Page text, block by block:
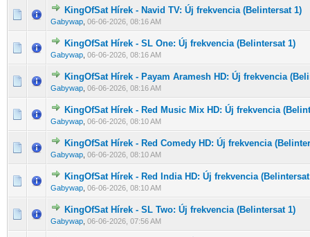
KingOfSat Hírek - Navid TV: Új frekvencia (Belintersat 1)
Gabywap 06-06-2026, 08:16 AM
0 Szavazat - 0 / 5 átlagban
123 4 5
KingOfSat Hírek - SL One: Új frekvencia (Belintersat 1)
Gabywap 06-06-2026, 08:16 AM
0 Szavazat - 0 / 5 átlagban
1 2345
KingOfSat Hírek - Payam Aramesh HD: Új frekvencia
Gabywap 06-06-2026, 08:16 AM
0 Szavazat - 0 / 5 átlagban
1234 5
KingOfSat Hírek - Red Music Mix HD: Új frekvencia
Gabywap 06-06-2026, 08:10 AM
0 Szavazat - 0 / 5 átlagban
12 345
KingOfSat Hírek - Red Comedy HD: Új frekvencia
Gabywap 06-06-2026, 08:10 AM
0 Szavazat - 0 / 5 átlagban
12 345
KingOfSat Hírek - Red India HD: Új frekvencia
Gabywap 06-06-2026, 08:10 AM
0 Szavazat - 0 / 5 átlagban
12 345
KingOfSat Hírek - SL Two: Új frekvencia (Belintersat 1)
Gabywap 06-06-2026, 07:56 AM
0 Szavazat - 0 / 5 átlagban
1 2345